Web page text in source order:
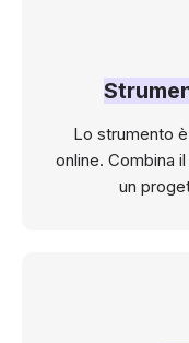
Lo strumento
online. Combina
un